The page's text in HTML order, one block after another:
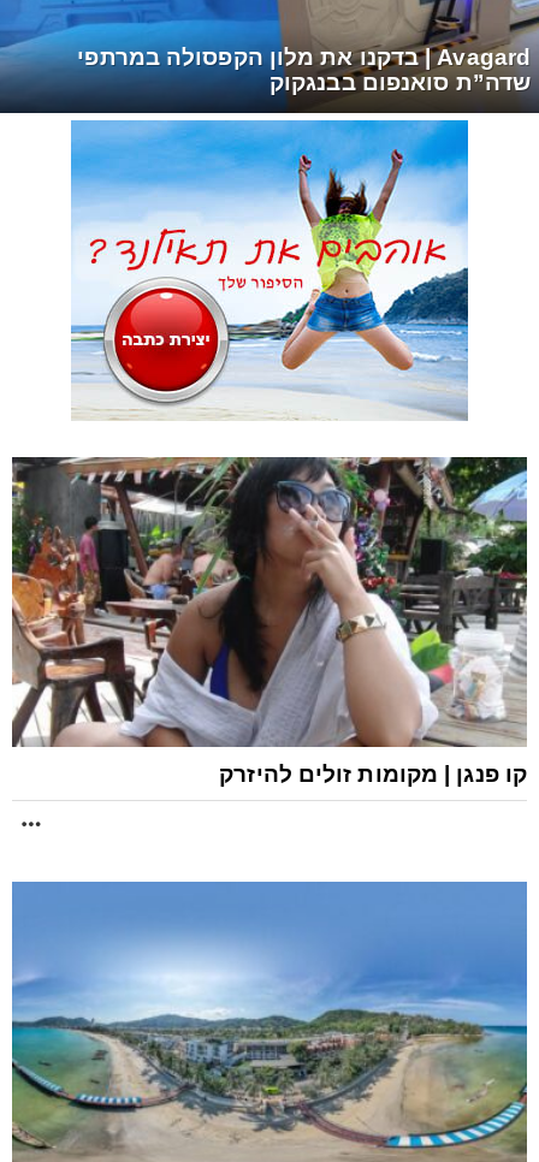
Avagard | בדקנו את מלון הקפסולה במרתפי
שדה”ת סואנפום בבנגקוק
MORE
STORIES
קו פנגן | מקומות זולים להיזרק